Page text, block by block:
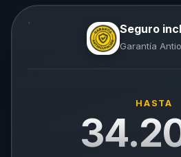
Seguro
Garantía
HASTA